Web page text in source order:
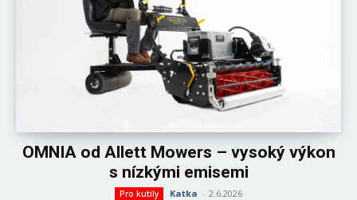
OMNIA od Allett Mowers – vysoký výkon
s nízkými emisemi
Pro kutily Katka - 2.6.2026